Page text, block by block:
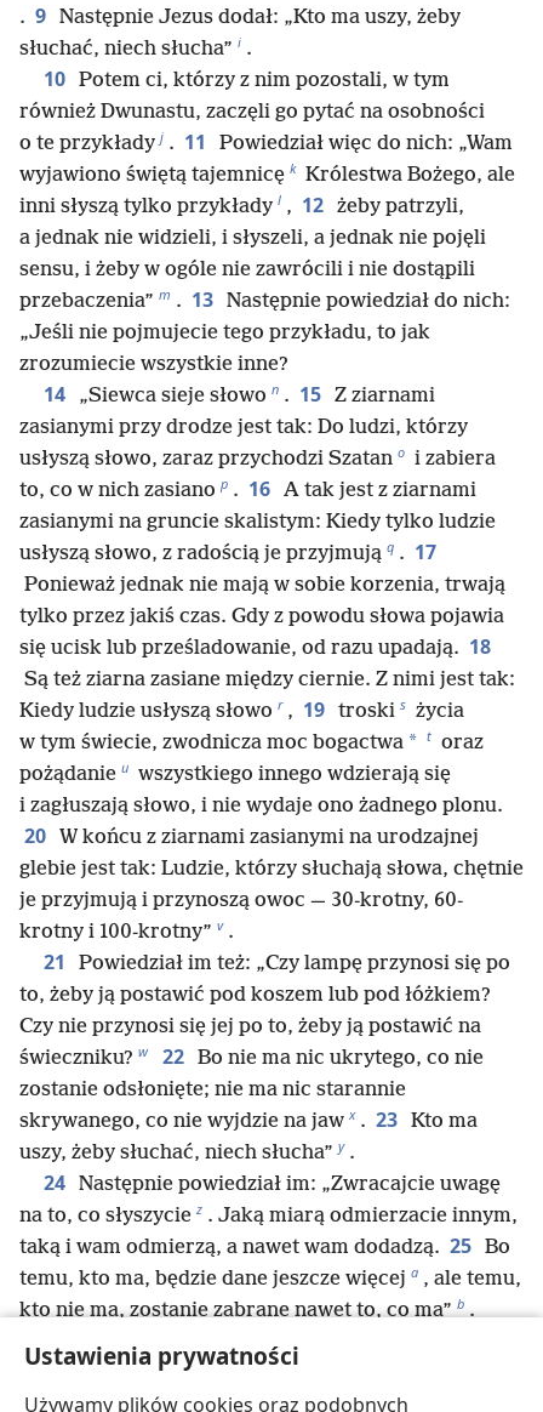
Ustawienia prywatności
Używamy plików cookies oraz podobnych
. 9 Następnie Jezus dodał: „Kto ma uszy, żeby
słuchać, niech słucha” i .
10 Potem ci, którzy z nim pozostali, w tym
również Dwunastu, zaczęli go pytać na osobności
o te przykłady j . 11
Powiedział więc do nich: „Wam
wyjawiono świętą tajemnicę k Królestwa Bożego, ale
inni słyszą tylko przykłady l , 12 żeby patrzyli,
a jednak nie widzieli, i słyszeli, a jednak nie pojęli
sensu, i żeby w ogóle nie zawrócili i nie dostąpili
przebaczenia” m . 13 Następnie powiedział do nich:
„Jeśli nie pojmujecie tego przykładu, to jak
zrozumiecie wszystkie inne?
14 „Siewca sieje słowo n . 15 Z ziarnami
zasianymi przy drodze jest tak: Do ludzi, którzy
usłyszą słowo, zaraz przychodzi Szatan o i zabiera
to, co w nich zasiano p . 16 A tak jest z ziarnami
zasianymi na gruncie skalistym: Kiedy tylko ludzie
usłyszą słowo, z radością je przyjmują q . 17
Ponieważ jednak nie mają w sobie korzenia, trwają
tylko przez jakiś czas. Gdy z powodu słowa pojawia
się ucisk lub prześladowanie, od razu upadają. 18
Są też ziarna zasiane między ciernie. Z nimi jest tak:
Kiedy ludzie usłyszą słowo r , 19 troski s życia
w tym świecie, zwodnicza moc bogactwa * t oraz
pożądanie u wszystkiego innego wdzierają się
i zagłuszają słowo, i nie wydaje ono żadnego plonu.
20 W końcu z ziarnami zasianymi na urodzajnej
glebie jest tak: Ludzie, którzy słuchają słowa, chętnie
je przyjmują i przynoszą owoc — 30-krotny, 60-
krotny i 100-krotny” v .
21
Powiedział im też: „Czy lampę przynosi się po
to, żeby ją postawić pod koszem lub pod łóżkiem?
Czy nie przynosi się jej po to, żeby ją postawić na
świeczniku? w 22 Bo nie ma nic ukrytego, co nie
zostanie odsłonięte; nie ma nic starannie
skrywanego, co nie wyjdzie na jaw x . 23 Kto ma
uszy, żeby słuchać, niech słucha” y .
24 Następnie powiedział im: „Zwracajcie uwagę
na to, co słyszycie z . Jaką miarą odmierzacie innym,
taką i wam odmierzą, a nawet wam dodadzą. 25 Bo
temu, kto ma, będzie dane jeszcze więcej a , ale temu,
kto nie ma, zostanie zabrane nawet to, co ma” b .
I mówił dalej: „Z Królestwem Bożym jest jak
z człowiekiem, który rozrzucił na ziemię ziarna.
W nocy idzie spać, za dnia wstaje, a tymczasem